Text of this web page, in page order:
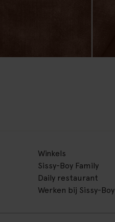
Winkels
Sissy-Boy Family
Daily restaurant
Werken bij Sissy-Boy